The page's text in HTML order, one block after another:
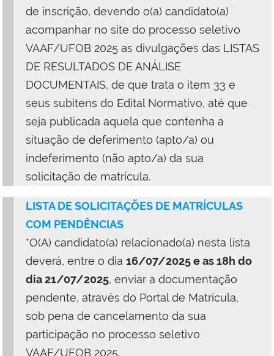
de inscrição, devendo o(a) candidato(a)
acompanhar no site do processo seletivo
VAAF/UFOB 2025 as divulgações das LISTAS
DE RESULTADOS DE ANÁLISE
DOCUMENTAIS, de que trata o item 33 e
seus subitens do Edital Normativo, até que
seja publicada aquela que contenha a
situação de deferimento (apto/a) ou
indeferimento (não apto/a) da sua
solicitação de matrícula.
LISTA DE SOLICITAÇÕES DE MATRÍCULAS
COM PENDÊNCIAS
*O(A) candidato(a) relacionado(a) nesta lista
deverá, entre o dia 16/07/2025 e as 18h do
dia 21/07/2025, enviar a documentação
pendente, através do Portal de Matrícula,
sob pena de cancelamento da sua
participação no processo seletivo
VAAF/UFOB 2025.